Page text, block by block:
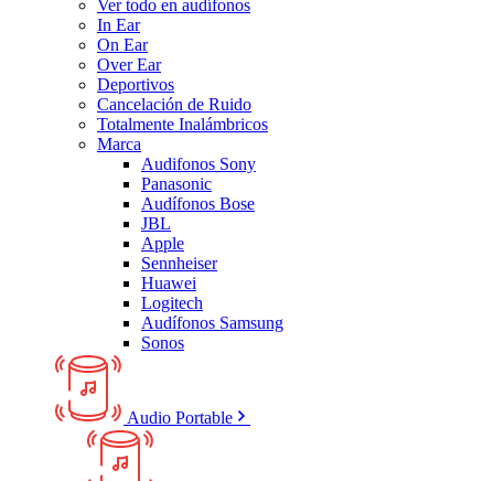
Ver todo en audífonos
In Ear
On Ear
Over Ear
Deportivos
Cancelación de Ruido
Totalmente Inalámbricos
Marca
Audifonos Sony
Panasonic
Audífonos Bose
JBL
Apple
Sennheiser
Huawei
Logitech
Audífonos Samsung
Sonos
Audio Portable